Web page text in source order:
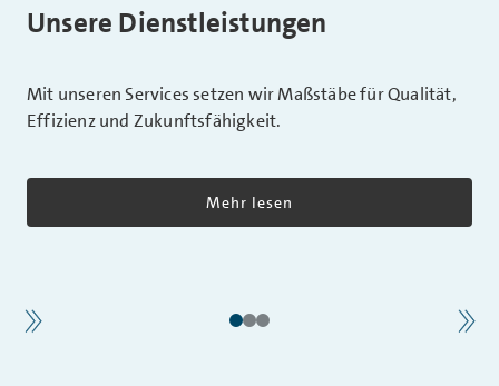
Unsere Dienstleistungen
Mit unseren Services setzen wir Maßstäbe für Qualität,
Effizienz und Zukunftsfähigkeit.
Mehr lesen